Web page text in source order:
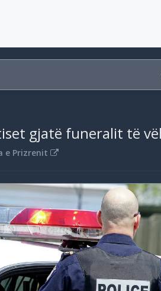
gjatë funeralit të
e Prizrenit